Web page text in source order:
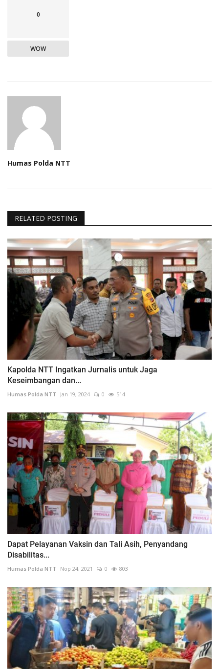
0
WOW
Humas Polda NTT
RELATED POSTING
Kapolda NTT Ingatkan Jurnalis untuk Jaga
Keseimbangan dan...
Humas Polda NTT Jan 19, 2024 0 514
Dapat Pelayanan Vaksin dan Tali Asih, Penyandang
Disabilitas...
Humas Polda NTT Nop 24, 2021 0 803